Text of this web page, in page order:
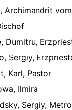
Archimandrit
Dumitru,
Sergiy,
Karl, Pastor
Ilmira
Sergiy,